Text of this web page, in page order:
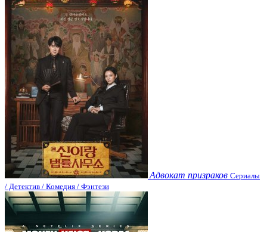
Адвокат призраков Сериалы
/ Детектив / Комедия / Фэнтези